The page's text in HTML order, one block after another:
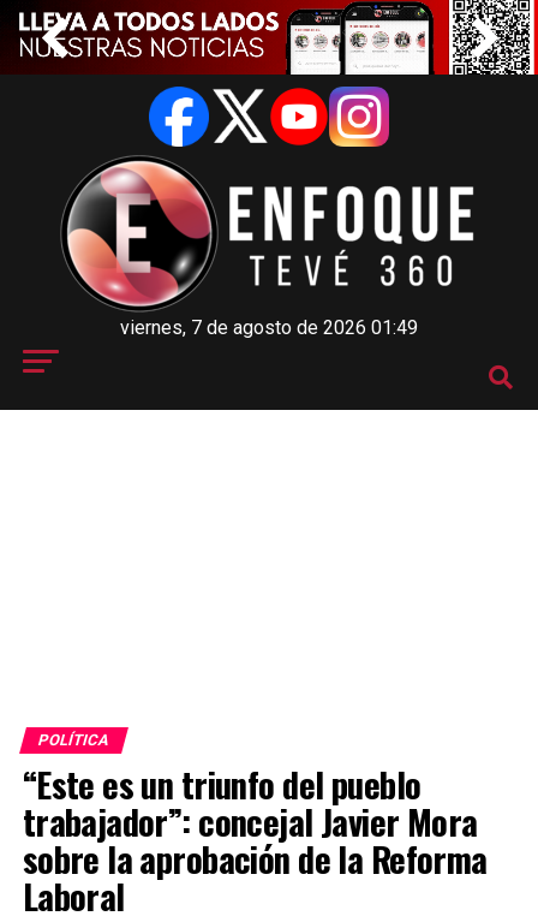
viernes, 7 de agosto de 2026 01:49
POLÍTICA
“Este es un triunfo del pueblo
trabajador”: concejal Javier Mora
sobre la aprobación de la Reforma
Laboral